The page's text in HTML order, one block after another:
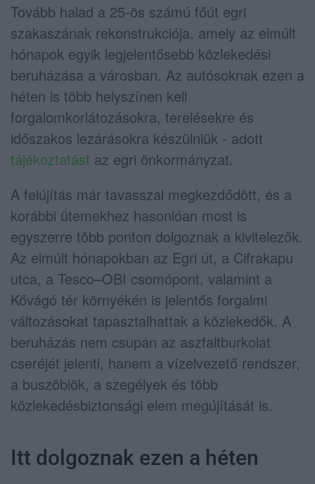
Tovább halad a 25-ös számú főút egri
szakaszának rekonstrukciója, amely az elmúlt
hónapok egyik legjelentősebb közlekedési
beruházása a városban. Az autósoknak ezen a
héten is több helyszínen kell
forgalomkorlátozásokra, terelésekre és
időszakos lezárásokra készülniük - adott
tájékoztatást az egri önkormányzat.
A felújítás már tavasszal megkezdődött, és a
korábbi ütemekhez hasonlóan most is
egyszerre több ponton dolgoznak a kivitelezők.
Az elmúlt hónapokban az Egri út, a Cifrakapu
utca, a Tesco–OBI csomópont, valamint a
Kővágó tér környékén is jelentős forgalmi
változásokat tapasztalhattak a közlekedők. A
beruházás nem csupán az aszfaltburkolat
cseréjét jelenti, hanem a vízelvezető rendszer,
a buszöblök, a szegélyek és több
közlekedésbiztonsági elem megújítását is.
Itt dolgoznak ezen a héten